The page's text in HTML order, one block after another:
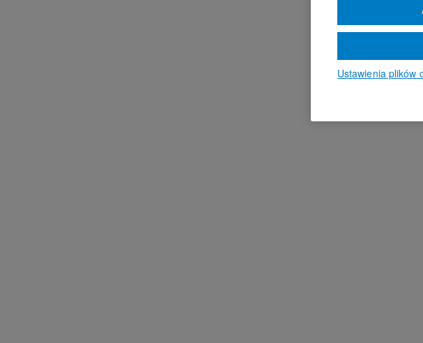
Ustawienia plików